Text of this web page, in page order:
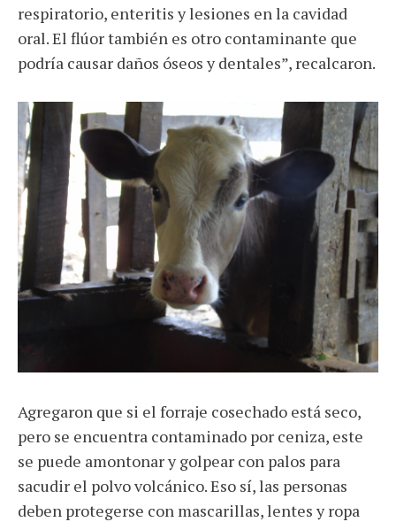
respiratorio, enteritis y lesiones en la cavidad
oral. El flúor también es otro contaminante que
podría causar daños óseos y dentales”, recalcaron.
Agregaron que si el forraje cosechado está seco,
pero se encuentra contaminado por ceniza, este
se puede amontonar y golpear con palos para
sacudir el polvo volcánico. Eso sí, las personas
deben protegerse con mascarillas, lentes y ropa